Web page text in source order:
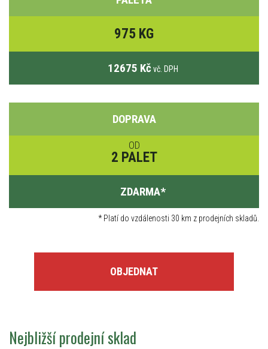
975 KG
12675 Kč vč. DPH
DOPRAVA
OD
2 PALET
ZDARMA*
*Platí do vzdálenosti 30 km z prodejních skladů.
OBJEDNAT
Nejbližší prodejní sklad